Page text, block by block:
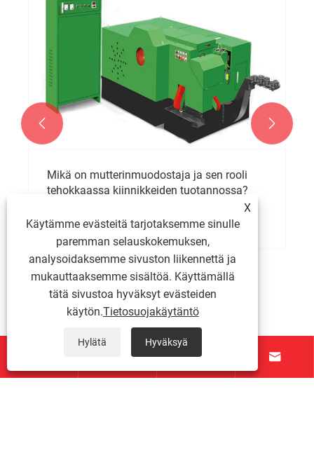
Mikä on mutterinmuodostaja ja sen rooli
tehokkaassa kiinnikkeiden tuotannossa?
Katso lisää >>
 
Tietoja meistä
 
X
Käytämme evästeitä tarjotaksemme sinulle
paremman selauskokemuksen,
analysoidaksemme sivuston liikennettä ja
mukauttaaksemme sisältöä. Käyttämällä
tätä sivustoa hyväksyt evästeiden
käytön.Tietosuojakäytäntö
Hylätä Hyväksyä